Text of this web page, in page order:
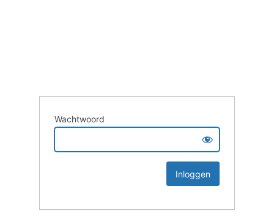
Wachtwoord